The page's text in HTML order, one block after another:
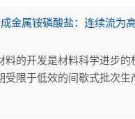
金属铵磷酸盐：连续流为
料的开发是材料科学进步的
受限于低效的间歇式批次生
的一项研究，为这类材料